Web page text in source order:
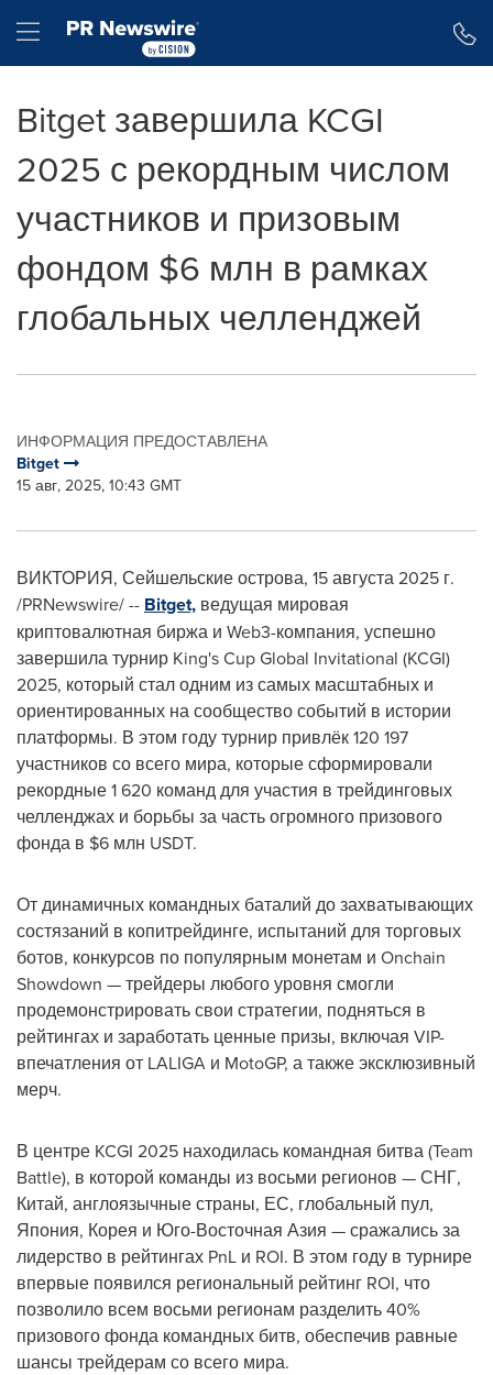
Hamburger menu
Bitget завершила KCGI
2025 с рекордным числом
участников и призовым
фондом $6 млн в рамках
глобальных челленджей
ИНФОРМАЦИЯ ПРЕДОСТАВЛЕНА
Bitget
15 авг, 2025, 10:43 GMT
ВИКТОРИЯ, Сейшельские острова, 15 августа 2025 г.
/PRNewswire/ -- Bitget, ведущая мировая
криптовалютная биржа и Web3-компания, успешно
завершила турнир King's Cup Global Invitational (KCGI)
2025, который стал одним из самых масштабных и
ориентированных на сообщество событий в истории
платформы. В этом году турнир привлёк 120 197
участников со всего мира, которые сформировали
рекордные 1 620 команд для участия в трейдинговых
челленджах и борьбы за часть огромного призового
фонда в $6 млн USDT.
От динамичных командных баталий до захватывающих
состязаний в копитрейдинге, испытаний для торговых
ботов, конкурсов по популярным монетам и Onchain
Showdown — трейдеры любого уровня смогли
продемонстрировать свои стратегии, подняться в
рейтингах и заработать ценные призы, включая VIP-
впечатления от LALIGA и MotoGP, а также эксклюзивный
мерч.
В центре KCGI 2025 находилась командная битва (Team
Battle), в которой команды из восьми регионов — СНГ,
Китай, англоязычные страны, ЕС, глобальный пул,
Япония, Корея и Юго-Восточная Азия — сражались за
лидерство в рейтингах PnL и ROI. В этом году в турнире
впервые появился региональный рейтинг ROI, что
позволило всем восьми регионам разделить 40%
призового фонда командных битв, обеспечив равные
шансы трейдерам со всего мира.